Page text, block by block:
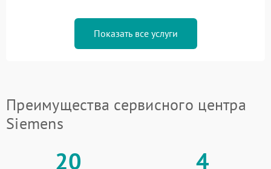
Показать все услуги
Преимущества сервисного центра
Siemens
20 4